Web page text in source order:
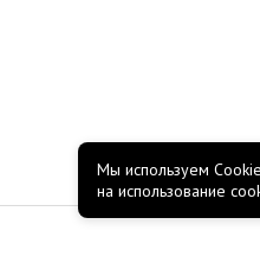
Мы используем
на использование